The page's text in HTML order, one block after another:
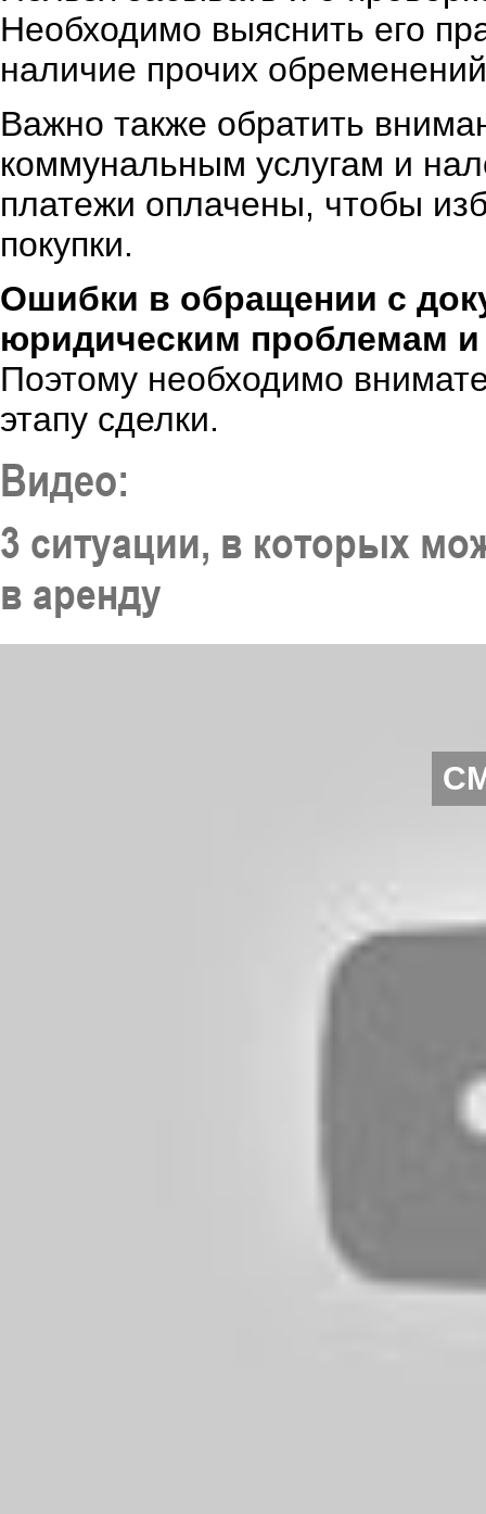
Необходимо выяснить его
наличие прочих
Важно также обратить
коммунальным услугам и
платежи оплачены, чтобы
покупки.
Ошибки в обращении с
юридическим проблемам
Поэтому необходимо
этапу сделки.
Видео:
3 ситуации, в которых
в аренду